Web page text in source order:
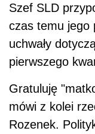
Szef SLD
czas temu jego
uchwały
pierwszego
Gratuluję
mówi z kolei
Rozenek.